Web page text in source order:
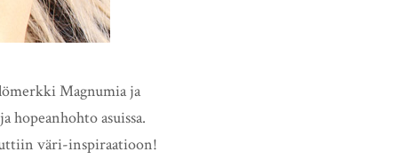
Magnumia ja
hopeanhohto asuissa.
väri-inspiraatioon!